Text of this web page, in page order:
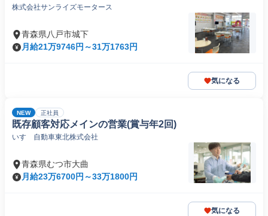
株式会社サンライズモータース
青森県八戸市城下
月給21万9746円～31万1763円
気になる
NEW 正社員
既存顧客対応メインの営業(賞与年2回)
いすゞ自動車東北株式会社
青森県むつ市大曲
月給23万6700円～33万1800円
気になる